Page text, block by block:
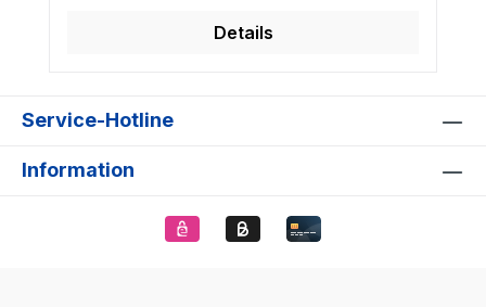
Details
Service-Hotline
Information